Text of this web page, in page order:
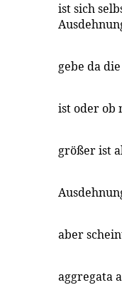
ist sich
gebe da
ist oder ob
größer ist
aber
aggregata